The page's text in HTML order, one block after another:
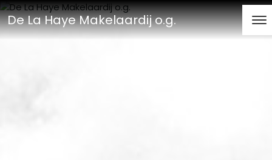
De La Haye Makelaardij o.g.